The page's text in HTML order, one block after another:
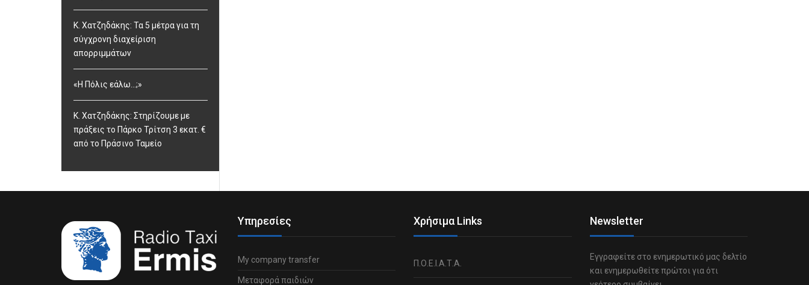
Κ. Χατζηδάκης: Τα 5 μέτρα για τη
σύγχρονη διαχείριση
απορριμμάτων
«Η Πόλις εάλω…;»
Κ. Χατζηδάκης: Στηρίζουμε με
πράξεις το Πάρκο Τρίτση 3 εκατ. €
από το Πράσινο Ταμείο
Υπηρεσίες
My company transfer
Μεταφορά παιδιών
Χρήσιμα Links
Π.Ο.Ε.Ι.Α.Τ.Α.
Newsletter
Εγγραφείτε στο ενημερωτικό μας δελτίο
και ενημερωθείτε πρώτοι για ότι